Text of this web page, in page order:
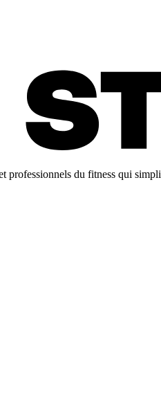
professionnels du fitness qui